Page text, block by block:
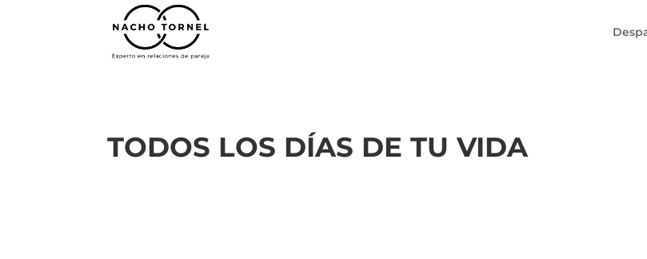
TODOS LOS DÍAS DE TU VIDA